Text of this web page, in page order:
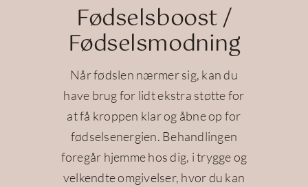
Fødselsboost /
Fødselsmodning
Når fødslen nærmer sig, kan du
have brug for lidt ekstra støtte for
at få kroppen klar og åbne op for
fødselsenergien. Behandlingen
foregår hjemme hos dig, i trygge og
velkendte omgivelser, hvor du kan